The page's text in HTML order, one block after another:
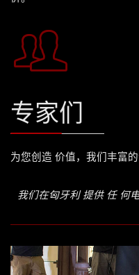
专家们
为您创造 价值，我们丰富
我们在匈牙利 提供 任 何